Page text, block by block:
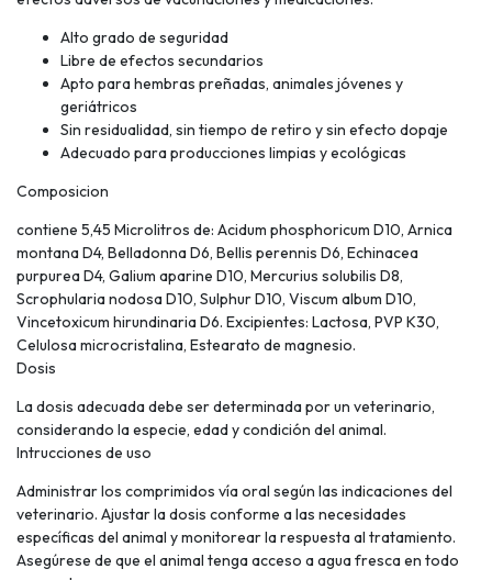
Alto grado de seguridad
Libre de efectos secundarios
Apto para hembras preñadas, animales jóvenes y
geriátricos
Sin residualidad, sin tiempo de retiro y sin efecto dopaje
Adecuado para producciones limpias y ecológicas
Composicion
contiene 5,45 Microlitros de: Acidum phosphoricum D10, Arnica
montana D4, Belladonna D6, Bellis perennis D6, Echinacea
purpurea D4, Galium aparine D10, Mercurius solubilis D8,
Scrophularia nodosa D10, Sulphur D10, Viscum album D10,
Vincetoxicum hirundinaria D6. Excipientes: Lactosa, PVP K30,
Celulosa microcristalina, Estearato de magnesio.
Dosis
La dosis adecuada debe ser determinada por un veterinario,
considerando la especie, edad y condición del animal.
Intrucciones de uso
Administrar los comprimidos vía oral según las indicaciones del
veterinario. Ajustar la dosis conforme a las necesidades
específicas del animal y monitorear la respuesta al tratamiento.
Asegúrese de que el animal tenga acceso a agua fresca en todo